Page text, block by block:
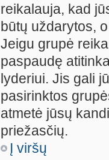
reikalauja, kad
būtų uždarytos,
Jeigu grupė
paspaudę
lyderiui. Jis gali
pasirinktos
atmetė jūsų
priežasčių.
Į viršų